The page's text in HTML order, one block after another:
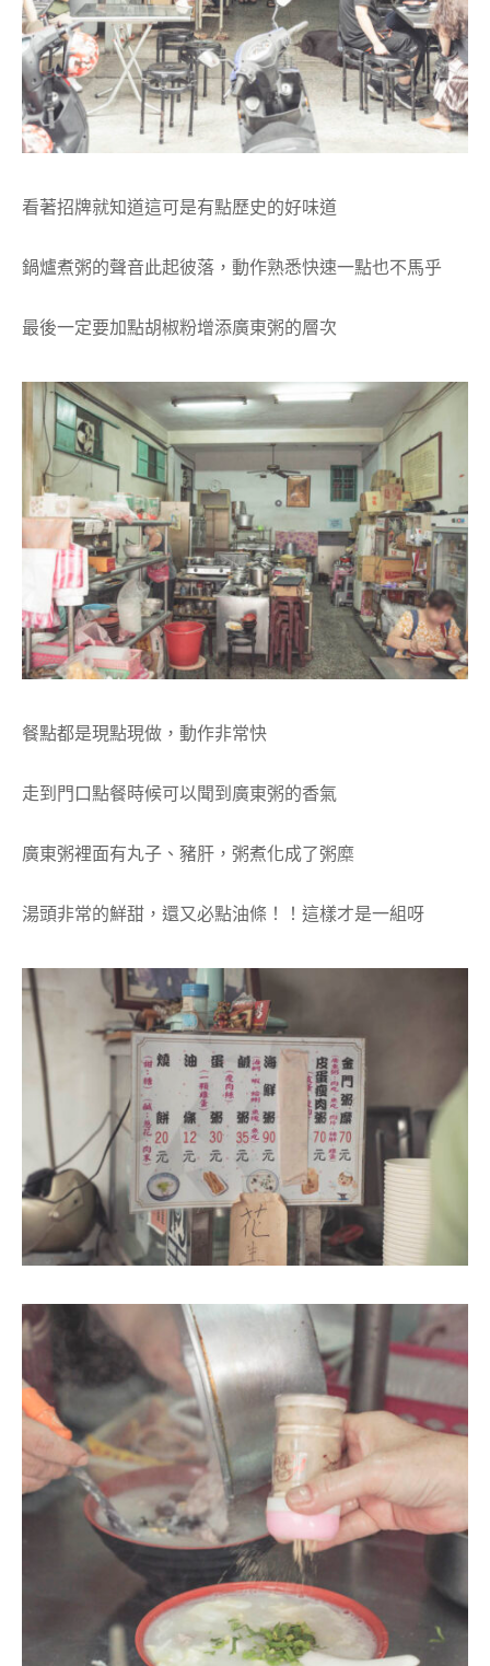
看著招牌就知道這可是有點歷史的好味道
鍋爐煮粥的聲音此起彼落，動作熟悉快速一點也不馬乎
最後一定要加點胡椒粉增添廣東粥的層次
餐點都是現點現做，動作非常快
走到門口點餐時候可以聞到廣東粥的香氣
廣東粥裡面有丸子、豬肝，粥煮化成了粥糜
湯頭非常的鮮甜，還又必點油條！！這樣才是一組呀